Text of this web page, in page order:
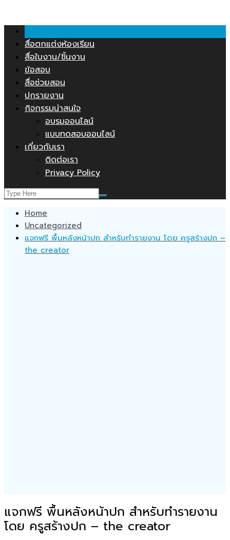
content
สื่อตกแต่งห้องเรียน
สื่อใบงาน/ชิ้นงาน
ข้อสอบ
สื่อช่วยสอน
ปกรายงาน
กิจกรรมน่าสนใจ
อบรมออนไลน์
แบบทดสอบออนไลน์
เกี่ยวกับเรา
ติดต่อเรา
Privacy Policy
Home
Uncategorized
แจกฟรี พื้นหลังหน้าปก สำหรับทำรายงาน โดย ครูสร้างปก –
the creator
แจกฟรี พื้นหลังหน้าปก สำหรับทำรายงาน
โดย ครูสร้างปก – the creator